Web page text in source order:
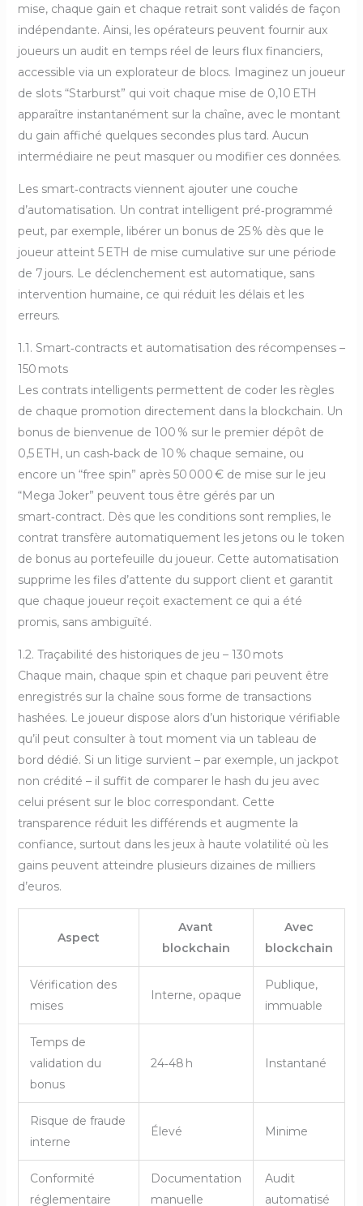
mise, chaque gain et chaque retrait sont validés de façon
indépendante. Ainsi, les opérateurs peuvent fournir aux
joueurs un audit en temps réel de leurs flux financiers,
accessible via un explorateur de blocs. Imaginez un joueur
de slots “Starburst” qui voit chaque mise de 0,10 ETH
apparaître instantanément sur la chaîne, avec le montant
du gain affiché quelques secondes plus tard. Aucun
intermédiaire ne peut masquer ou modifier ces données.
Les smart‑contracts viennent ajouter une couche
d’automatisation. Un contrat intelligent pré‑programmé
peut, par exemple, libérer un bonus de 25 % dès que le
joueur atteint 5 ETH de mise cumulative sur une période
de 7 jours. Le déclenchement est automatique, sans
intervention humaine, ce qui réduit les délais et les
erreurs.
1.1. Smart‑contracts et automatisation des récompenses –
150 mots
Les contrats intelligents permettent de coder les règles
de chaque promotion directement dans la blockchain. Un
bonus de bienvenue de 100 % sur le premier dépôt de
0,5 ETH, un cash‑back de 10 % chaque semaine, ou
encore un “free spin” après 50 000 € de mise sur le jeu
“Mega Joker” peuvent tous être gérés par un
smart‑contract. Dès que les conditions sont remplies, le
contrat transfère automatiquement les jetons ou le token
de bonus au portefeuille du joueur. Cette automatisation
supprime les files d’attente du support client et garantit
que chaque joueur reçoit exactement ce qui a été
promis, sans ambiguïté.
1.2. Traçabilité des historiques de jeu – 130 mots
Chaque main, chaque spin et chaque pari peuvent être
enregistrés sur la chaîne sous forme de transactions
hashées. Le joueur dispose alors d’un historique vérifiable
qu’il peut consulter à tout moment via un tableau de
bord dédié. Si un litige survient – par exemple, un jackpot
non crédité – il suffit de comparer le hash du jeu avec
celui présent sur le bloc correspondant. Cette
transparence réduit les différends et augmente la
confiance, surtout dans les jeux à haute volatilité où les
gains peuvent atteindre plusieurs dizaines de milliers
d’euros.
Aspect
Avant
blockchain
Avec
blockchain
Vérification des
mises
Interne, opaque
Publique,
immuable
Temps de
validation du
bonus
24‑48 h Instantané
Risque de fraude
interne
Élevé Minime
Conformité
réglementaire
Documentation
manuelle
Audit
automatisé